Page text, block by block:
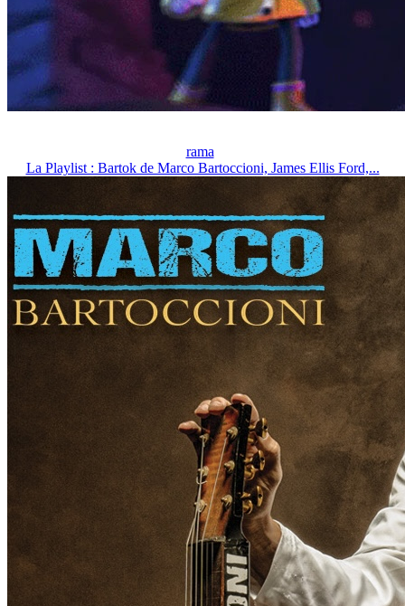
rama
La Playlist : Bartok de Marco Bartoccioni, James Ellis Ford,...